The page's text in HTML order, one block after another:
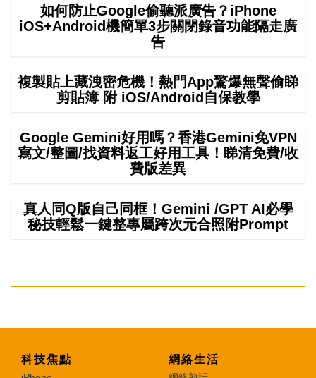
如何防止Google偷聽派廣告？iPhone
iOS+Android機簡單3步關閉錄音功能隔走廣
告
複製貼上藏洩密危機！熱門App驚爆無聲偷睇
剪貼簿 附 iOS/Android自保教學
Google Gemini好用嗎？香港Gemini免VPN
寫文/整圖/找資料返工好用工具！睇清免費/收
費版差異
真人同Q版自己同框！Gemini /GPT AI必學
秘技輕鬆一鍵整專屬跨次元合照附Prompt
科技焦點 網絡生活